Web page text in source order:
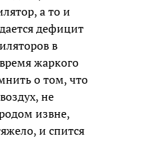
а то и
дефицит
в
жаркого
о том, что
не
извне,
и спится